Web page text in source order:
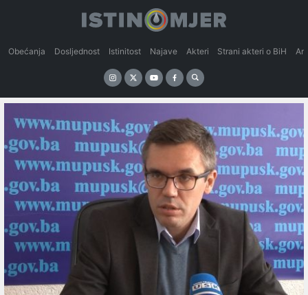
Obećanja Dosljednost Istinitost Najave Akteri Strani akteri o BiH